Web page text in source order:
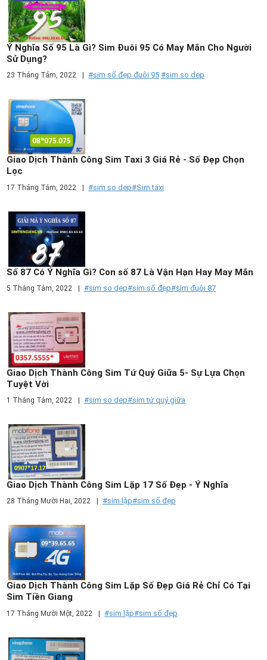
Ý Nghĩa Số 95 Là Gì? Sim Đuôi 95 Có May Mắn Cho Người
Sử Dụng?
23 Tháng Tám, 2022 #sim số đẹp đuôi 95 #sim so dep
Giao Dịch Thành Công Sim Taxi 3 Giá Rẻ - Số Đẹp Chọn
Lọc
17 Tháng Tám, 2022 | #sim so dep#Sim taxi
Số 87 Có Ý Nghĩa Gì? Con số 87 Là Vận Hạn Hay May Mắn
5 Tháng Tám, 2022 | #sim so dep#sim số đẹp#sim đuôi 87
Giao Dịch Thành Công Sim Tứ Quý Giữa 5- Sự Lựa Chọn
Tuyệt Vời
1 Tháng Tám, 2022 #sim so dep#sim tứ quý giữa
Giao Dịch Thành Công Sim Lặp 17 Số Đẹp - Ý Nghĩa
28 Tháng Mười Hai, 2022 #sim lặp#sim số đẹp
Giao Dịch Thành Công Sim Lặp Số Đẹp Giá Rẻ Chỉ Có Tại
Sim Tiền Giang
17 Tháng Mười Một, 2022 | #sim lặp#sim số đẹp